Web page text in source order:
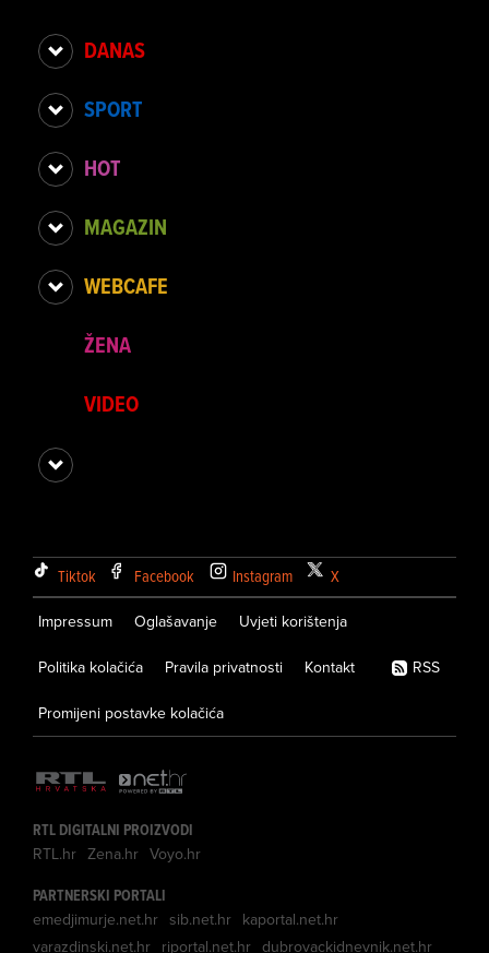
DANAS
SPORT
HOT
MAGAZIN
WEBCAFE
ŽENA
VIDEO
Tiktok Facebook Instagram X
Impressum Oglašavanje Uvjeti korištenja
Politika kolačića Pravila privatnosti Kontakt
Promijeni postavke kolačića
RSS
RTL DIGITALNI PROIZVODI
RTL.hr Zena.hr Voyo.hr
PARTNERSKI PORTALI
emedjimurje.net.hr sib.net.hr kaportal.net.hr
varazdinski.net.hr riportal.net.hr dubrovackidnevnik.net.hr